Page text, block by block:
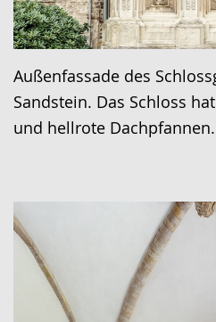
Außenfassade des
Sandstein. Das Schloss
und hellrote Dachpfannen.